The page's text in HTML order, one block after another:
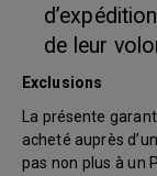
de leur
Exclusions
La présente
acheté auprès
pas non plus à un